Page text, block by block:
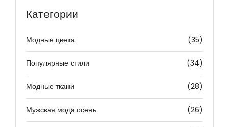
Категории
Модные цвета (35)
Популярные стили (34)
Модные ткани (28)
Мужская мода осень (26)